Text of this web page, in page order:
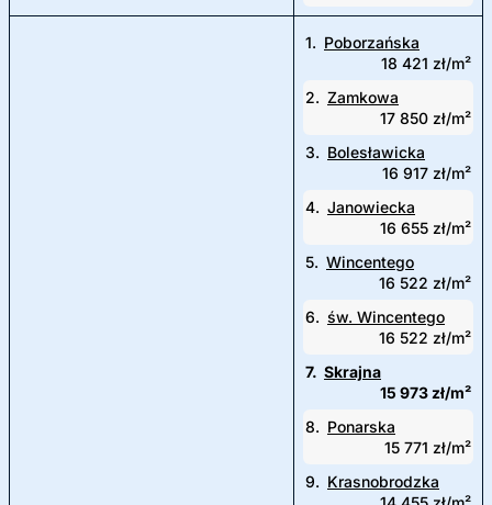
1. Poborzańska
18 421 zł/m²
2. Zamkowa
17 850 zł/m²
3. Bolesławicka
16 917 zł/m²
4. Janowiecka
16 655 zł/m²
5. Wincentego
16 522 zł/m²
6. św. Wincentego
16 522 zł/m²
7. Skrajna
15 973 zł/m²
8. Ponarska
15 771 zł/m²
9. Krasnobrodzka